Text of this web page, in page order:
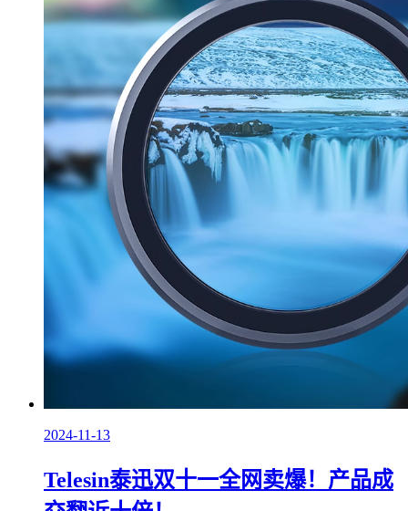
2024-11-13
Telesin泰迅双十一全网卖爆！产品成